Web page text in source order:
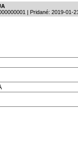
| Pridané: 2019-01-